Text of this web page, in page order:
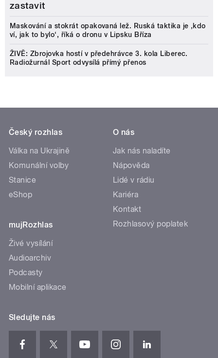
zastavit
Maskování a stokrát opakovaná lež. Ruská taktika je ‚kdo
ví, jak to bylo‘, říká o dronu v Lipsku Bříza
ŽIVĚ: Zbrojovka hostí v předehrávce 3. kola Liberec.
Radiožurnál Sport odvysílá přímý přenos
Český rozhlas
Válka na Ukrajině
Komunální volby
Stanice
eShop
mujRozhlas
Živé vysílání
Audioarchiv
Podcasty
Mobilní aplikace
O nás
Jak nás naladíte
Nápověda
Lidé v rádiu
Kariéra
Kontakt
Rozhlasový poplatek
Sledujte nás